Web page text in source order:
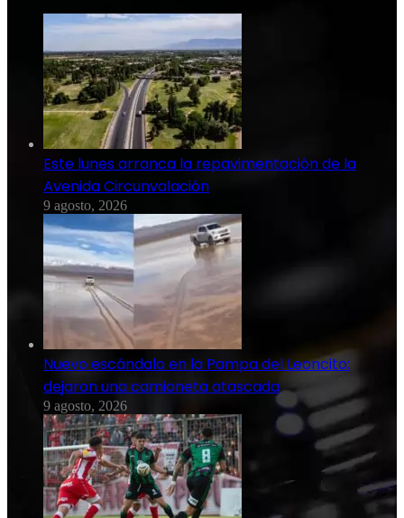
Este lunes arranca la repavimentación de la
Avenida Circunvalación
9 agosto, 2026
Nuevo escándalo en la Pampa del Leoncito:
dejaron una camioneta atascada
9 agosto, 2026